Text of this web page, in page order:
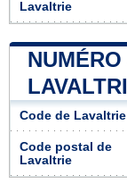
Lavaltrie
Code de Lavaltrie
Code postal de
Lavaltrie